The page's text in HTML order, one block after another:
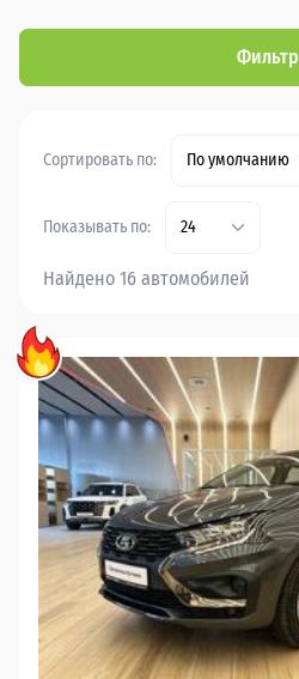
Фильтр
Сортировать по: По умолчанию
Показывать по: 24
Найдено 16 автомобилей